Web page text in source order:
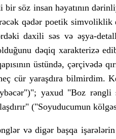
söz insan həyatının
qədər poetik simvoliklik
daxili səs və əşya-
dəqiq xarakterizə
üstündə, çərçivədə
cür yaraşdıra bilmirdim.
yaxud "Boz rəngli
("Soyuducumun
və digər başqa